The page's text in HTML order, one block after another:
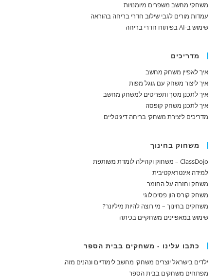
משחקי מחשב משפרים מיומנויות
עמדות מורים לגבי שילוב חדרי בריחה בהוראה
שימוש ב-AI בפיתוח חדרי בריחה
מדריכים
איך לאפיין משחק מחשב
איך ליצור משחק עם גוגל מפות
איך לתכנן מסך ותפריטים למשחק מחשב
איך לתכנן משחק קופסה
מדריכים ליצירת משחקי בריחה דיגיטליים
משחוק בחינוך
ClassDojo – משחוק וקהילה לומדת משותפת
למידה אינטראקטיבית
משחק וחזרה על החומר
משחק קורס הון פסיכולוגי
משחקים בחינוך – מי רוצה להיות מיליונר?
שימוש במאפיינים משחקיים בכיתה
כתבו עלינו - משחקים בבית הספר
ילדים בישראל יוצרים משחקי מחשב לימודיים ונהנים מזה.
מפתחים משחקים בבית הספר